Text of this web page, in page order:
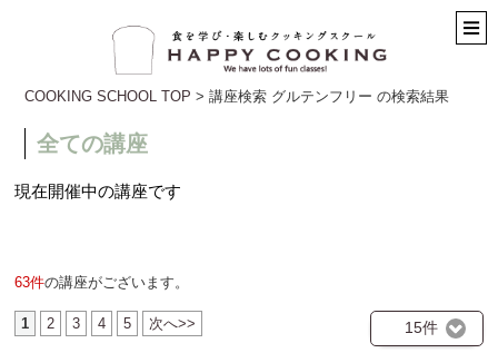
COOKING SCHOOL TOP > 講座検索 グルテンフリー の検索結果
全ての講座
現在開催中の講座です
63件の講座がございます。
15件
1 2 3 4 5 次へ>>